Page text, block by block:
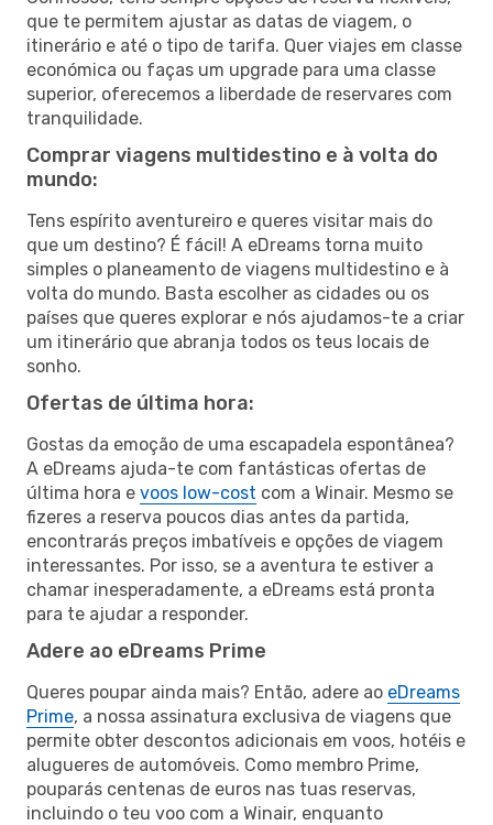
que te permitem ajustar as datas de viagem, o
itinerário e até o tipo de tarifa. Quer viajes em classe
económica ou faças um upgrade para uma classe
superior, oferecemos a liberdade de reservares com
tranquilidade.
Comprar viagens multidestino e à volta do
mundo:
Tens espírito aventureiro e queres visitar mais do
que um destino? É fácil! A eDreams torna muito
simples o planeamento de viagens multidestino e à
volta do mundo. Basta escolher as cidades ou os
países que queres explorar e nós ajudamos-te a criar
um itinerário que abranja todos os teus locais de
sonho.
Ofertas de última hora:
Gostas da emoção de uma escapadela espontânea?
A eDreams ajuda-te com fantásticas ofertas de
última hora e voos low-cost com a Winair. Mesmo se
fizeres a reserva poucos dias antes da partida,
encontrarás preços imbatíveis e opções de viagem
interessantes. Por isso, se a aventura te estiver a
chamar inesperadamente, a eDreams está pronta
para te ajudar a responder.
Adere ao eDreams Prime
Queres poupar ainda mais? Então, adere ao eDreams
Prime, a nossa assinatura exclusiva de viagens que
permite obter descontos adicionais em voos, hotéis e
alugueres de automóveis. Como membro Prime,
pouparás centenas de euros nas tuas reservas,
incluindo o teu voo com a Winair, enquanto